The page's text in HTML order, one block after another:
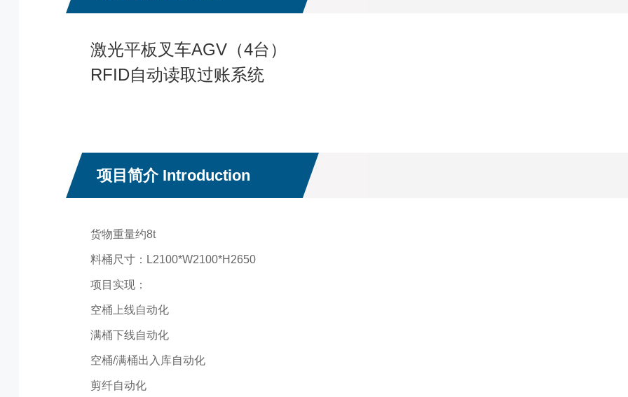
激光平板叉车AGV（4台）
RFID自动读取过账系统
项目简介 Introduction
货物重量约8t
料桶尺寸：L2100*W2100*H2650
项目实现：
空桶上线自动化
满桶下线自动化
空桶/满桶出入库自动化
剪纤自动化